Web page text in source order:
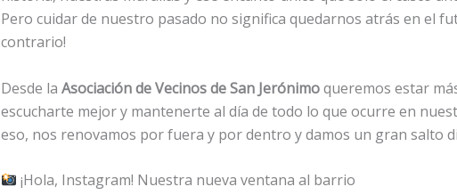
Pero cuidar de nuestro pasado no significa quedarnos atrás en el
contrario!
Desde la Asociación de Vecinos de San Jerónimoqueremos estar
escucharte mejor y mantenerte al día de todo lo que ocurre en
eso, nos renovamos por fuera y por dentro y damos un gran salto
¡Hola, Instagram! Nuestra nueva ventana al barrio